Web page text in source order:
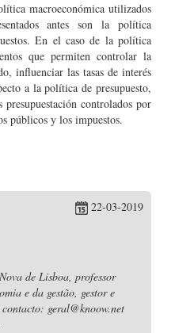
macroeconómica utilizados
antes son la política
En el caso de la política
que permiten controlar la
influenciar las tasas de interés
a la política de presupuesto,
controlados por
públicos y los impuestos.
22-03-2019
de Lisboa, professor
e da gestão, gestor e
geral@knoow.net